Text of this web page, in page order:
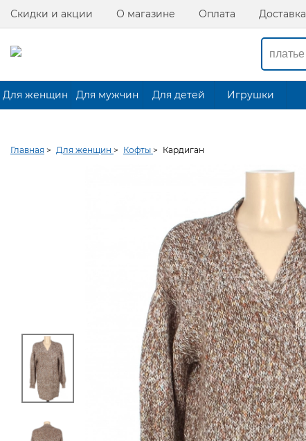
Скидки и акции О магазине Оплата Доставка
Для женщин Для мужчин Для детей Игрушки
Главная > Для женщин > Кофты > Кардиган